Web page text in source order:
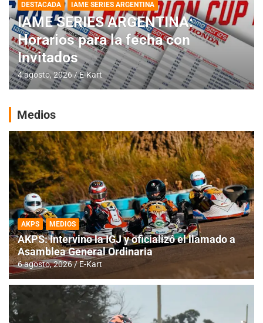
DESTACADA IAME SERIES ARGENTINA
IAME SERIES ARGENTINA:
Horarios para la fecha con
Invitados
4 agosto, 2026 E-Kart
Medios
AKPS MEDIOS
AKPS: Intervino la IGJ y oficializó el llamado a
Asamblea General Ordinaria
6 agosto, 2026 E-Kart